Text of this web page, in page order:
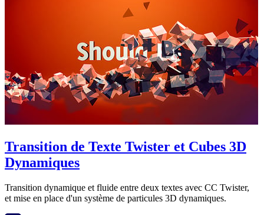
Transition de Texte Twister et Cubes 3D
Dynamiques
Transition dynamique et fluide entre deux textes avec CC Twister,
et mise en place d'un système de particules 3D dynamiques.